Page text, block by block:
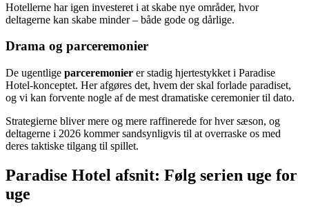
Hotellerne har igen investeret i at skabe nye områder, hvor
deltagerne kan skabe minder – både gode og dårlige.
Drama og parceremonier
De ugentlige parceremonier er stadig hjertestykket i Paradise
Hotel-konceptet. Her afgøres det, hvem der skal forlade paradiset,
og vi kan forvente nogle af de mest dramatiske ceremonier til dato.
Strategierne bliver mere og mere raffinerede for hver sæson, og
deltagerne i 2026 kommer sandsynligvis til at overraske os med
deres taktiske tilgang til spillet.
Paradise Hotel afsnit: Følg serien uge for
uge